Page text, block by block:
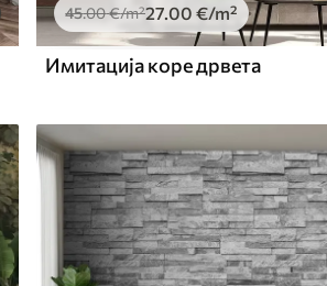
45.00€/m²27.00 €/m²
Имитација коре дрвета